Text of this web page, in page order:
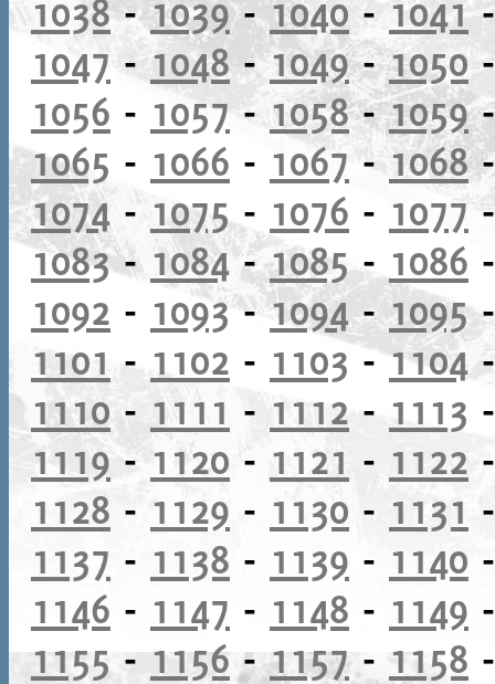
1038-1039-1040 -1041
1047 - 1048-1049-1050
1056 - 1057-1058-1059
1065 - 1066 - 1067-1068
1074 - 1075- 1076 - 1077
1083- 1084-1085- 1086
1092 - 1093-1094-1095
1101 - 1102 - 1103-1104
1110- 1111 - 1112 - 1113
1119-1120 - 1121 - 1122
1128 - 1129 - 1130 - 1131
1137 - 1138 - 1139 - 1140
1146 - 1147 - 1148 - 1149
1155 - 1156 -1157- 1158